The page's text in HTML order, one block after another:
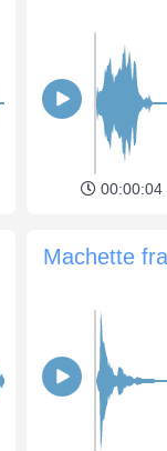
00:00:04
Machette